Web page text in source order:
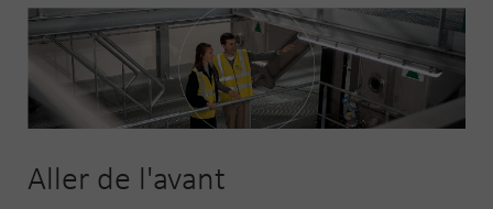
Aller de l'avant